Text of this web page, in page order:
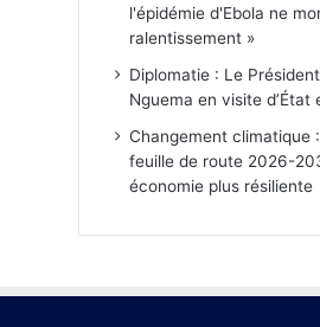
l'épidémie d'Ebola ne
ralentissement »
Diplomatie : Le
Nguema en visite d’État
Changement climatique
feuille de route 2026-
économie plus résiliente